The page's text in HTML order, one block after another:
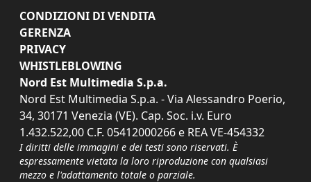
CONDIZIONI DI VENDITA
GERENZA
PRIVACY
WHISTLEBLOWING
Nord Est Multimedia S.p.a.
Nord Est Multimedia S.p.a. - Via Alessandro Poerio,
34, 30171 Venezia (VE). Cap. Soc. i.v. Euro
1.432.522,00 C.F. 05412000266 e REA VE-454332
I diritti delle immagini e dei testi sono riservati. È
espressamente vietata la loro riproduzione con qualsiasi
mezzo e l'adattamento totale o parziale.